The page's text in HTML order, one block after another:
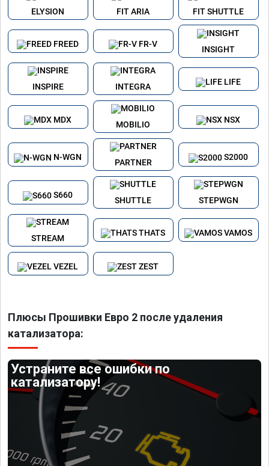
ELYSION FIT ARIA FIT SHUTTLE
FREED FR-V
INSIGHT
INSPIRE INTEGRA
LIFE
MDX
MOBILIO
NSX
N-WGN
PARTNER
S2000
S660
SHUTTLE STEPWGN
STREAM
THATS VAMOS
VEZEL ZEST
Плюсы Прошивки Евро 2 после удаления
катализатора:
Устраните все ошибки по
катализатору!